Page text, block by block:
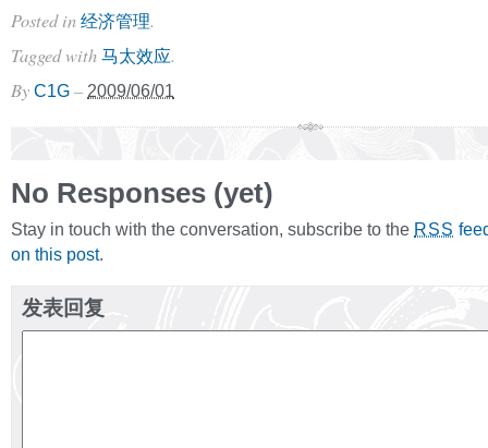
Posted in 经济管理.
Tagged with 马太效应.
By C1G – 2009/06/01
No Responses (yet)
Stay in touch with the conversation, subscribe to the RSS
on this post.
发表回复